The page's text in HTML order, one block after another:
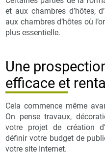
et aux chambres d’hôtes,
aux chambres d’hôtes où
plus essentielle.
Une
efficace et
Cela commence même
On pense travaux,
votre projet de création
définir votre budget de
votre site Internet.